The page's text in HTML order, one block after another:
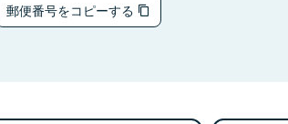
郵便番号をコピーする